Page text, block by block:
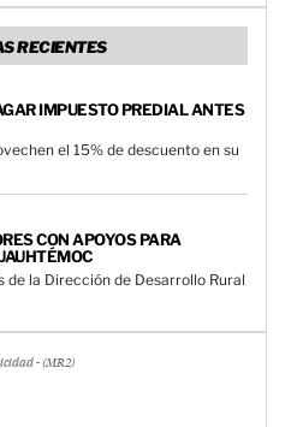
RECIENTES
IMPUESTO PREDIAL ANTES
el 15% de descuento en su
CON APOYOS PARA
de la Dirección de Desarrollo Rural
- (MR2)